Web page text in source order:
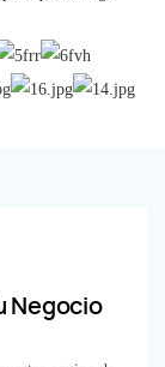
Negocio